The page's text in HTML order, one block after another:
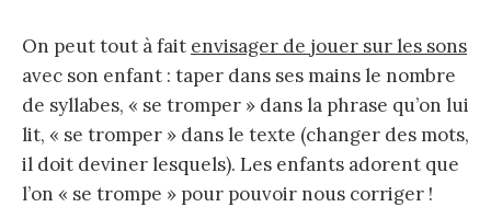
On peut tout à fait envisager de jouer sur les sons
avec son enfant : taper dans ses mains le nombre
de syllabes, « se tromper » dans la phrase qu’on lui
lit, « se tromper » dans le texte (changer des mots,
il doit deviner lesquels). Les enfants adorent que
l’on « se trompe » pour pouvoir nous corriger !